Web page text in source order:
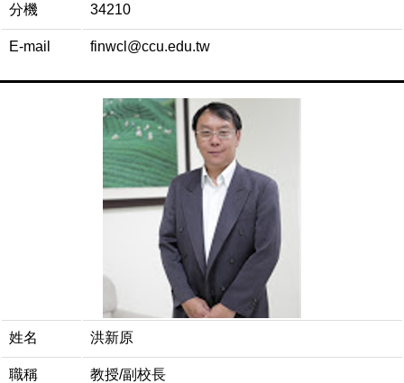
分機 34210
E-mail finwcl@ccu.edu.tw
姓名 洪新原
職稱 教授/副校長